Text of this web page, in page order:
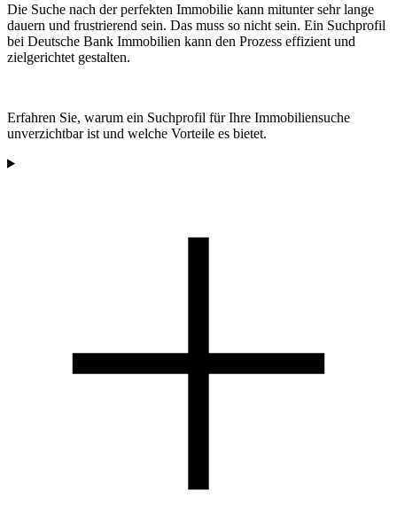
Die Suche nach der perfekten Immobilie kann mitunter sehr lange
dauern und frustrierend sein. Das muss so nicht sein. Ein Suchprofil
bei Deutsche Bank Immobilien kann den Prozess effizient und
zielgerichtet gestalten.
Erfahren Sie, warum ein Suchprofil für Ihre Immobiliensuche
unverzichtbar ist und welche Vorteile es bietet.